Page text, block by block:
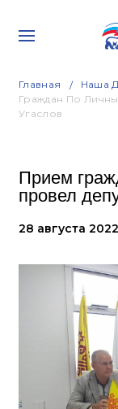
Главная Наша
Граждан По
Угаслов
Прием
провел
28 августа